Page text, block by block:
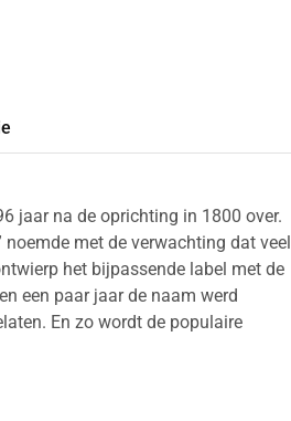
jaar na de oprichting in 1800 over.
noemde met de verwachting dat veel
het bijpassende label met de
een paar jaar de naam werd
En zo wordt de populaire